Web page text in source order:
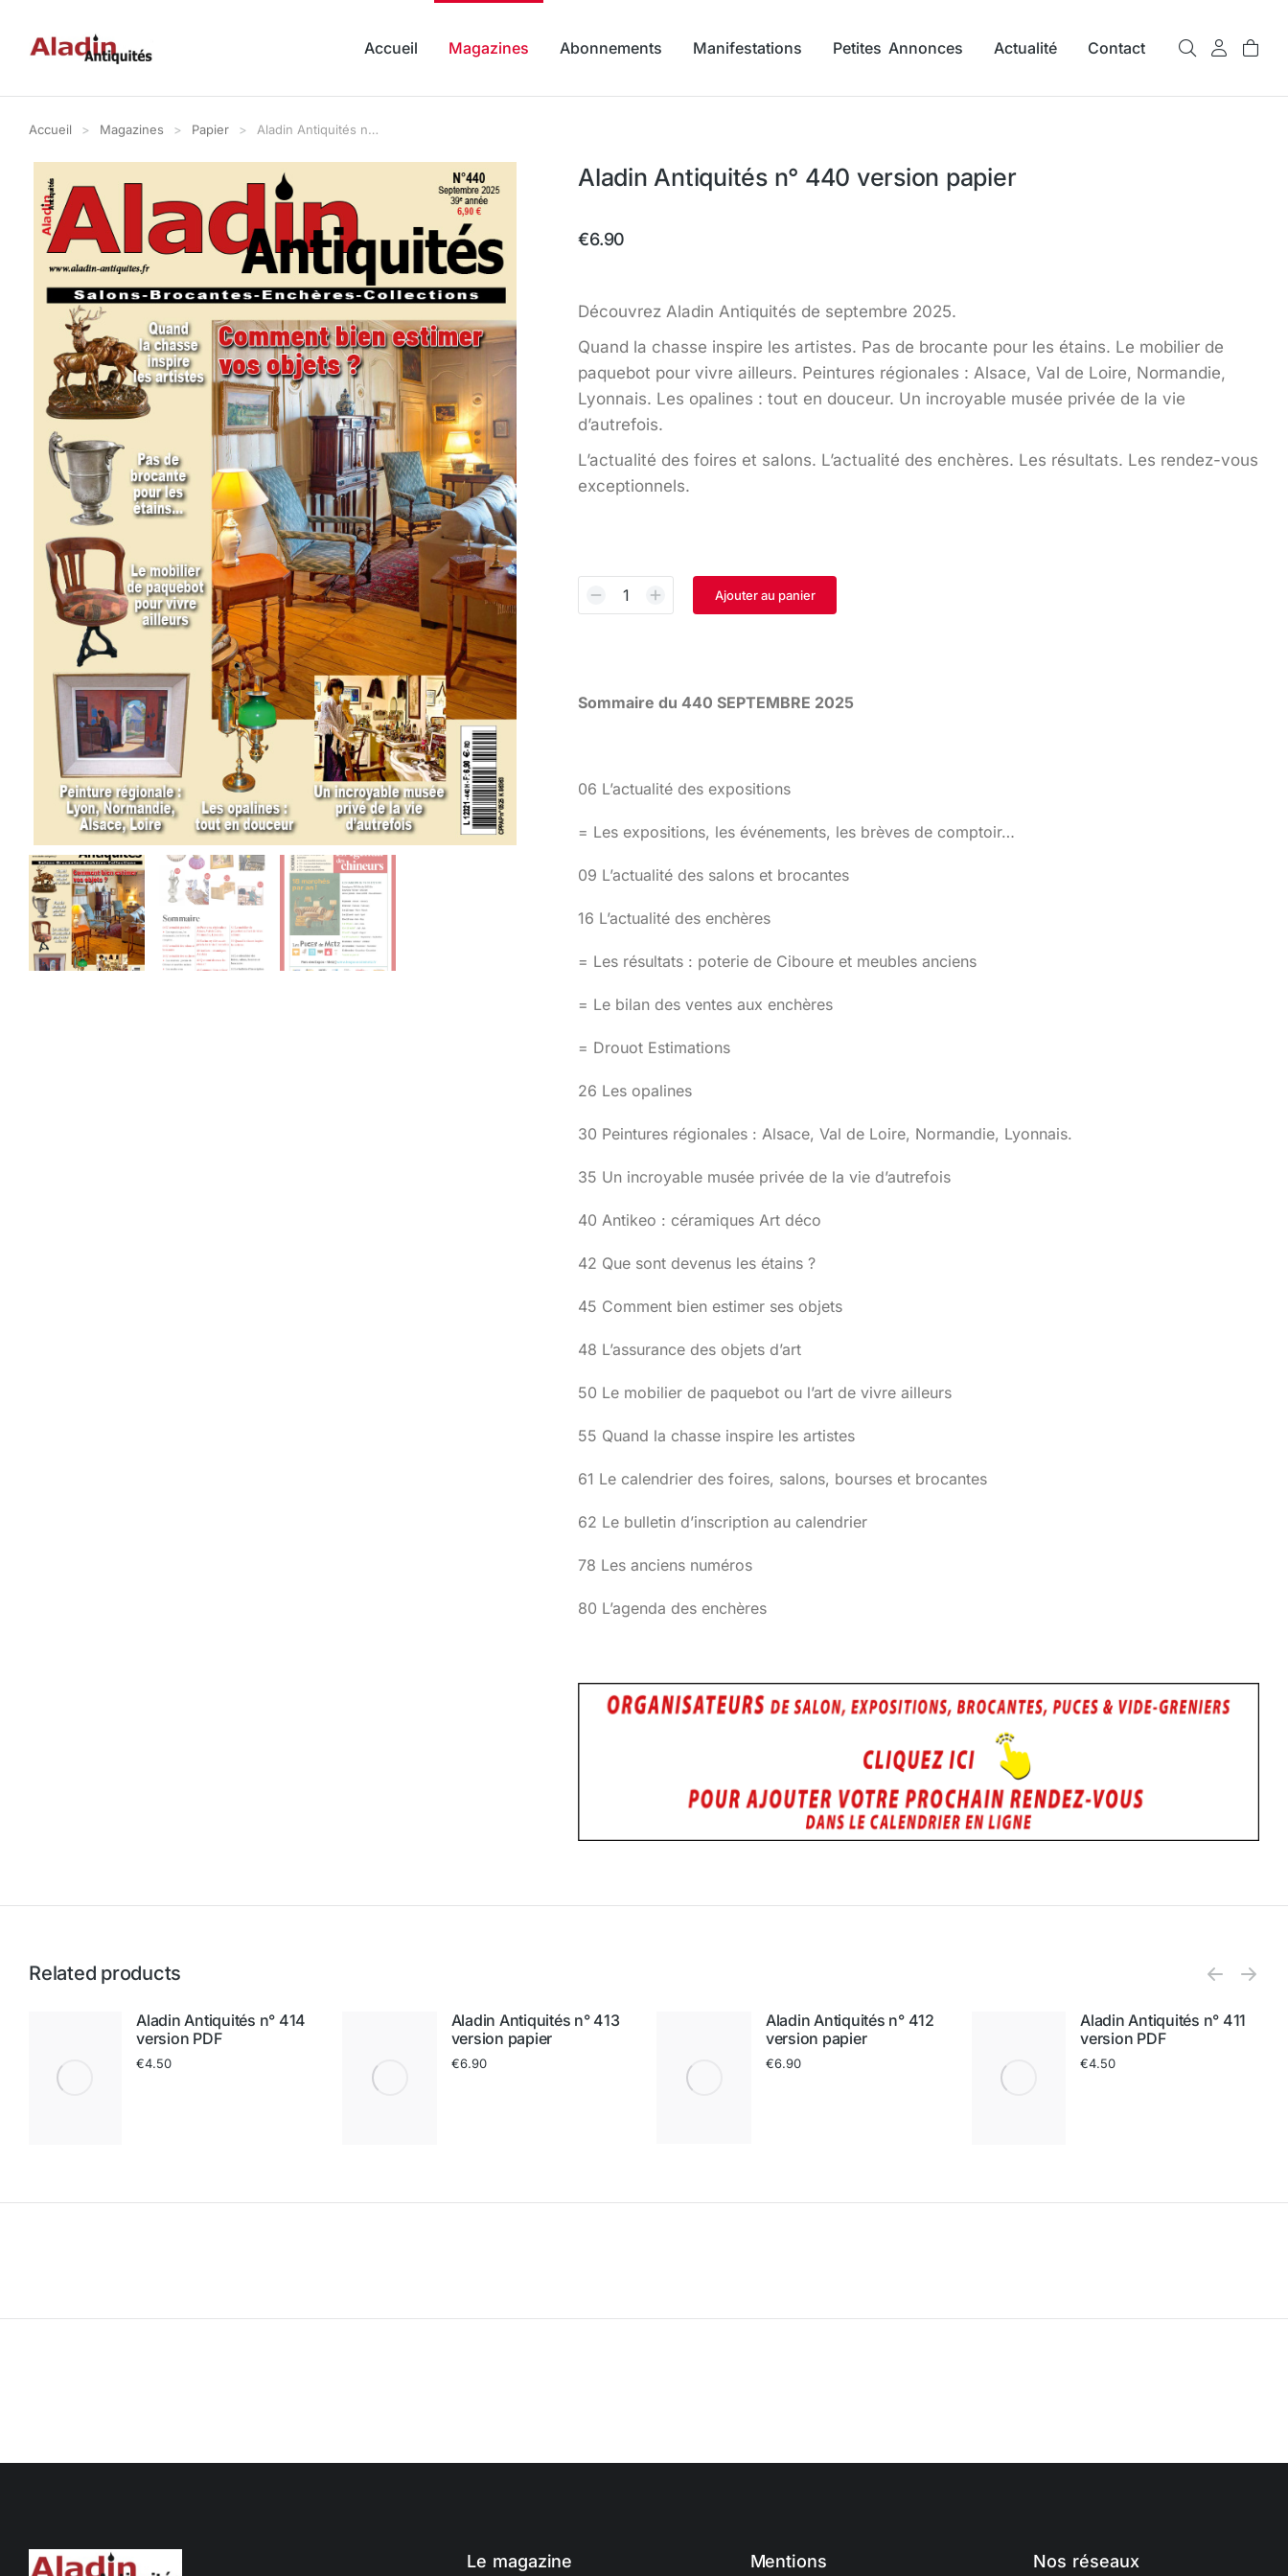
Accueil Magazines Abonnements Manifestations Petites Annonces Actualité Contact
Vous êtes ici :
Accueil Magazines Papier Aladin Antiquités n…
Aladin Antiquités n° 440 version papier
€6.90
Découvrez Aladin Antiquités de septembre 2025.
Quand la chasse inspire les artistes. Pas de brocante pour les étains. Le mobilier de
paquebot pour vivre ailleurs. Peintures régionales : Alsace, Val de Loire, Normandie,
Lyonnais. Les opalines : tout en douceur. Un incroyable musée privée de la vie
d’autrefois.
L’actualité des foires et salons. L’actualité des enchères. Les résultats. Les rendez-vous
exceptionnels.
Ajouter au panier
Sommaire du 440 SEPTEMBRE 2025
06 L’actualité des expositions
= Les expositions, les événements, les brèves de comptoir…
09 L’actualité des salons et brocantes
16 L’actualité des enchères
= Les résultats : poterie de Ciboure et meubles anciens
= Le bilan des ventes aux enchères
= Drouot Estimations
26 Les opalines
30 Peintures régionales : Alsace, Val de Loire, Normandie, Lyonnais.
35 Un incroyable musée privée de la vie d’autrefois
40 Antikeo : céramiques Art déco
42 Que sont devenus les étains ?
45 Comment bien estimer ses objets
48 L’assurance des objets d’art
50 Le mobilier de paquebot ou l’art de vivre ailleurs
55 Quand la chasse inspire les artistes
61 Le calendrier des foires, salons, bourses et brocantes
62 Le bulletin d’inscription au calendrier
78 Les anciens numéros
80 L’agenda des enchères
Related products
Aladin Antiquités n° 414
version PDF
€4.50
Aladin Antiquités n° 413
version papier
€6.90
Aladin Antiquités n° 412
version papier
€6.90
Aladin Antiquités n° 411
version PDF
€4.50
Le magazine Mentions Nos réseaux